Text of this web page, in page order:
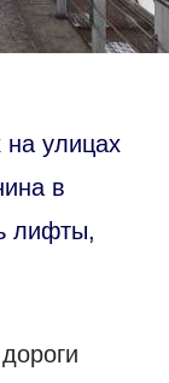
улицах
в
лифты,